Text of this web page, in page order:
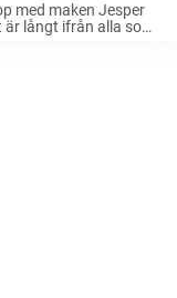
med maken Jesper
är långt ifrån alla som